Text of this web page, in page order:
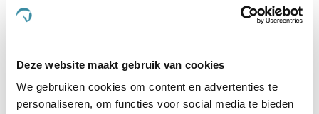
Deze website maakt gebruik van cookies
We gebruiken cookies om content en advertenties te
personaliseren, om functies voor social media te bieden
Voeg toe aan winkeltas